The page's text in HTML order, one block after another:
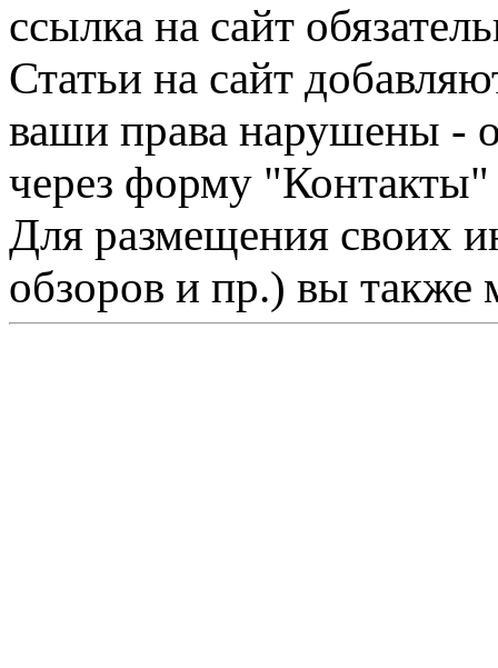
ссылка на сайт
Статьи на сайт
ваши права нарушены -
через форму "Контакты"
Для размещения своих
обзоров и пр.) вы также